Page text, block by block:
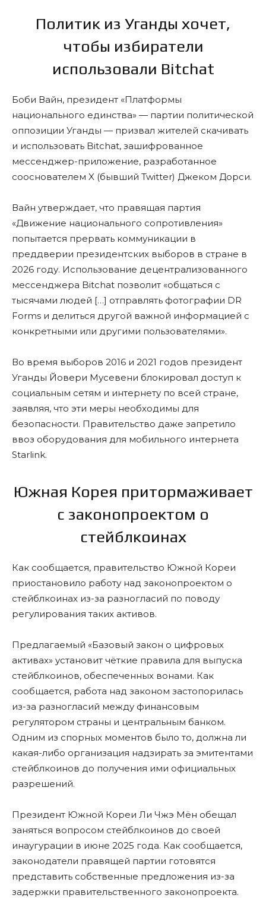
Политик из Уганды хочет,
чтобы избиратели
использовали Bitchat
Боби Вайн, президент «Платформы
национального единства» — партии политической
оппозиции Уганды — призвал жителей скачивать
и использовать Bitchat, зашифрованное
мессенджер-приложение, разработанное
сооснователем X (бывший Twitter) Джеком Дорси.
Вайн утверждает, что правящая партия
«Движение национального сопротивления»
попытается прервать коммуникации в
преддверии президентских выборов в стране в
2026 году. Использование децентрализованного
мессенджера Bitchat позволит «общаться с
тысячами людей […] отправлять фотографии DR
Forms и делиться другой важной информацией с
конкретными или другими пользователями».
Во время выборов 2016 и 2021 годов президент
Уганды Йовери Мусевени блокировал доступ к
социальным сетям и интернету по всей стране,
заявляя, что эти меры необходимы для
безопасности. Правительство даже запретило
ввоз оборудования для мобильного интернета
Starlink.
Южная Корея притормаживает
с законопроектом о
стейблкоинах
Как сообщается, правительство Южной Кореи
приостановило работу над законопроектом о
стейблкоинах из-за разногласий по поводу
регулирования таких активов.
Предлагаемый «Базовый закон о цифровых
активах» установит чёткие правила для выпуска
стейблкоинов, обеспеченных вонами. Как
сообщается, работа над законом застопорилась
из-за разногласий между финансовым
регулятором страны и центральным банком.
Одним из спорных моментов было то, должна ли
какая-либо организация надзирать за эмитентами
стейблкоинов до получения ими официальных
разрешений.
Президент Южной Кореи Ли Чжэ Мён обещал
заняться вопросом стейблкоинов до своей
инаугурации в июне 2025 года. Как сообщается,
законодатели правящей партии готовятся
представить собственные предложения из-за
задержки правительственного законопроекта.